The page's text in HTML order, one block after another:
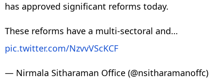
has approved significant reforms today.
These reforms have a multi-sectoral and…
pic.twitter.com/NzvvVScKCF
— Nirmala Sitharaman Office (@nsitharamanoffc)